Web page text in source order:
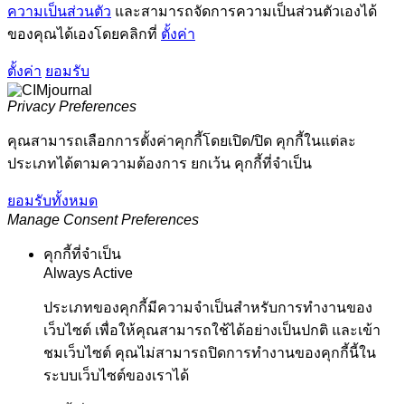
ความเป็นส่วนตัว และสามารถจัดการความเป็นส่วนตัวเองได้
ของคุณได้เองโดยคลิกที่ ตั้งค่า
ตั้งค่า ยอมรับ
Privacy Preferences
คุณสามารถเลือกการตั้งค่าคุกกี้โดยเปิด/ปิด คุกกี้ในแต่ละ
ประเภทได้ตามความต้องการ ยกเว้น คุกกี้ที่จำเป็น
ยอมรับทั้งหมด
Manage Consent Preferences
คุกกี้ที่จำเป็น
Always Active
ประเภทของคุกกี้มีความจำเป็นสำหรับการทำงานของ
เว็บไซต์ เพื่อให้คุณสามารถใช้ได้อย่างเป็นปกติ และเข้า
ชมเว็บไซต์ คุณไม่สามารถปิดการทำงานของคุกกี้นี้ใน
ระบบเว็บไซต์ของเราได้